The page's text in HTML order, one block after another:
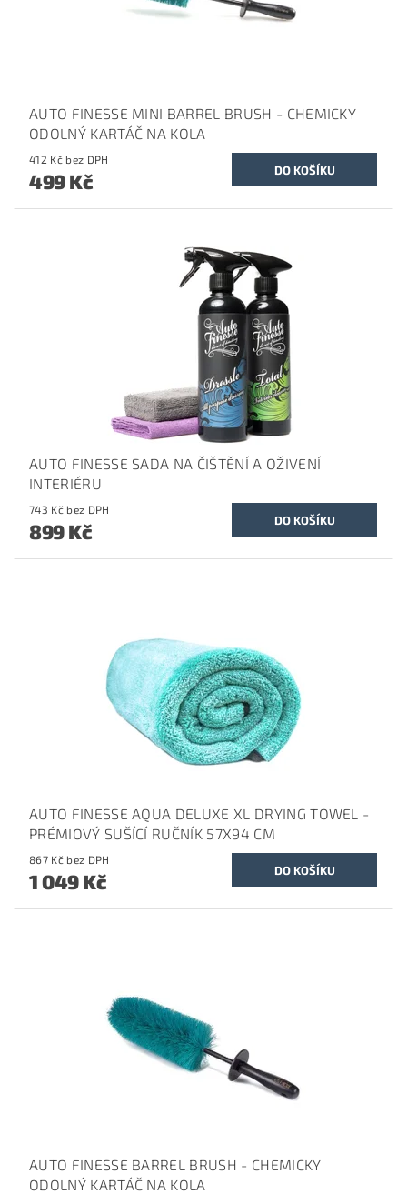
AUTO FINESSE MINI BARREL BRUSH - CHEMICKY
ODOLNÝ KARTÁČ NA KOLA
412 Kč bez DPH
499 Kč
AUTO FINESSE SADA NA ČIŠTĚNÍ A OŽIVENÍ
INTERIÉRU
743 Kč bez DPH
899 Kč
AUTO FINESSE AQUA DELUXE XL DRYING TOWEL -
PRÉMIOVÝ SUŠÍCÍ RUČNÍK 57X94 CM
867 Kč bez DPH
1 049 Kč
AUTO FINESSE BARREL BRUSH - CHEMICKY
ODOLNÝ KARTÁČ NA KOLA